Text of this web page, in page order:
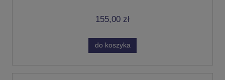
155,00 zł
do koszyka